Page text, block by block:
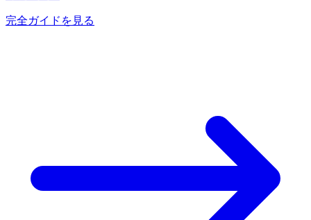
完全ガイドを見る